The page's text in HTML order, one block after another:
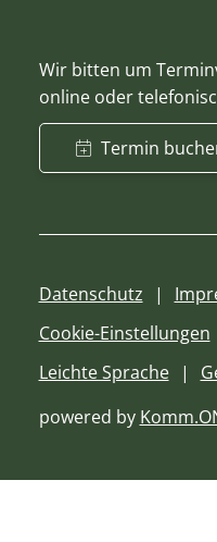
Wir bitten um
online oder
Termin
Datenschutz
Cookie-Einstellungen
Leichte Sprache
powered by